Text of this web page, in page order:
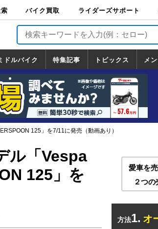
バイク買取
バイク買取
ライダーズサポート
ライダーズサポート
TOP
バイク輸送
バイクガレージライ
フ
バイク車両保険
ロードサービス
バイク試乗
ドルバイク
ドルバイク
キ
特集記事 トピックス
トピックス
一覧
ホンダ
ヤマハ
スズキ
カワサキ
ハーレーダ
ビッドソン
BMW
ドゥカティ
トライアン
フ
メ
局
125」を7/11に発売（動画あり）
ル「Vespa
125」を
愛車を
２つ
方法1. オ